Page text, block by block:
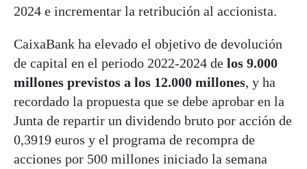
2024 e incrementar la retribución al accionista.
CaixaBank ha elevado el objetivo de devolución
de capital en el periodo 2022-2024 de los 9.000
millones previstos a los 12.000 millones, y ha
recordado la propuesta que se debe aprobar en la
Junta de repartir un dividendo bruto por acción de
0,3919 euros y el programa de recompra de
acciones por 500 millones iniciado la semana